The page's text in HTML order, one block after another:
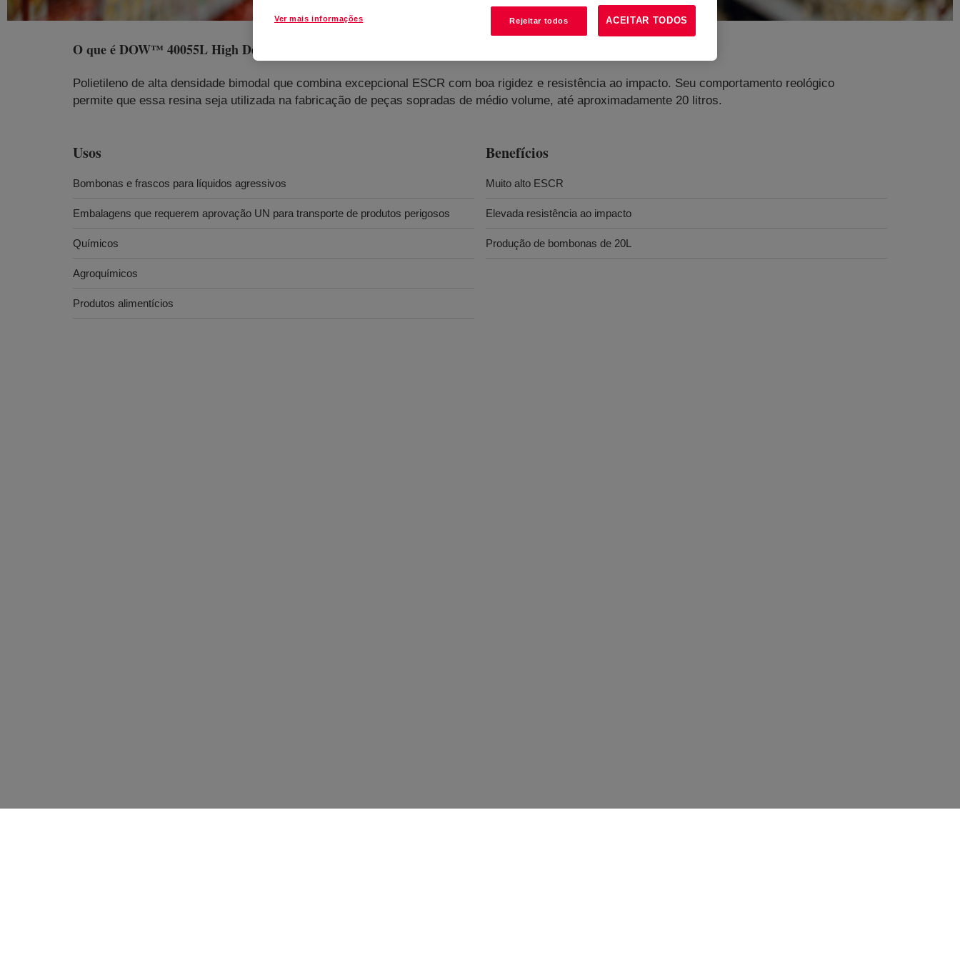
O que éDOW™ 40055L High Density Polyethylene Resin
Polietileno de alta densidade bimodal que combina excepcional ESCR com boa rigidez e resistência ao impacto. Seu comportamento reológico
permite que essa resina seja utilizada na fabricação de peças sopradas de médio volume, até aproximadamente 20 litros.
Usos
Bombonas e frascos para líquidos agressivos
Embalagens que requerem aprovação UN para transporte de produtos perigosos
Químicos
Agroquímicos
Produtos alimentícios
Benefícios
Muito alto ESCR
Elevada resistência ao impacto
Produção de bombonas de 20L
Ver mais informações Rejeitar todos ACEITAR TODOS